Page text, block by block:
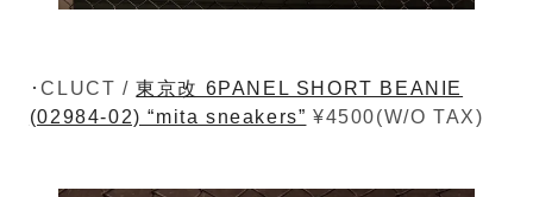
･CLUCT /東京改 6PANEL SHORT BEANIE
(02984-02) “mita sneakers” ¥4500(W/O TAX)